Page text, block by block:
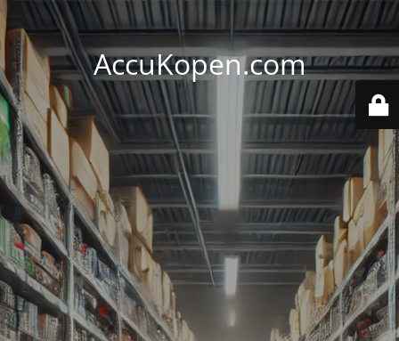
AccuKopen.com